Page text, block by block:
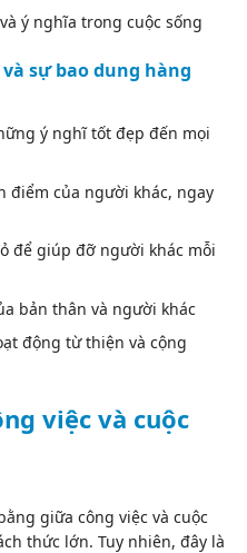
ý nghĩa trong cuộc sống
sự bao dung hàng
ý nghĩ tốt đẹp đến mọi
điểm của người khác, ngay
để giúp đỡ người khác mỗi
bản thân và người khác
động từ thiện và cộng
việc và cuộc
giữa công việc và cuộc
thức lớn. Tuy nhiên, đây là